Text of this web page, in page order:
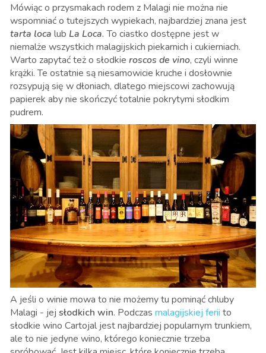
Mówiąc o przysmakach rodem z Malagi nie można nie
wspomniać o tutejszych wypiekach, najbardziej znana jest
tarta loca lub La Loca. To ciastko dostępne jest w
niemalże wszystkich malagijskich piekarnich i cukierniach.
Warto zapytać też o słodkie roscos de vino, czyli winne
krążki. Te ostatnie są niesamowicie kruche i dosłownie
rozsypują się w dłoniach, dlatego miejscowi zachowują
papierek aby nie skończyć totalnie pokrytymi słodkim
pudrem.
A jeśli o winie mowa to nie możemy tu pominąć chluby
Malagi - jej słodkich win. Podczas malagijskiej ferii to
słodkie wino Cartojal jest najbardziej popularnym trunkiem,
ale to nie jedyne wino, którego koniecznie trzeba